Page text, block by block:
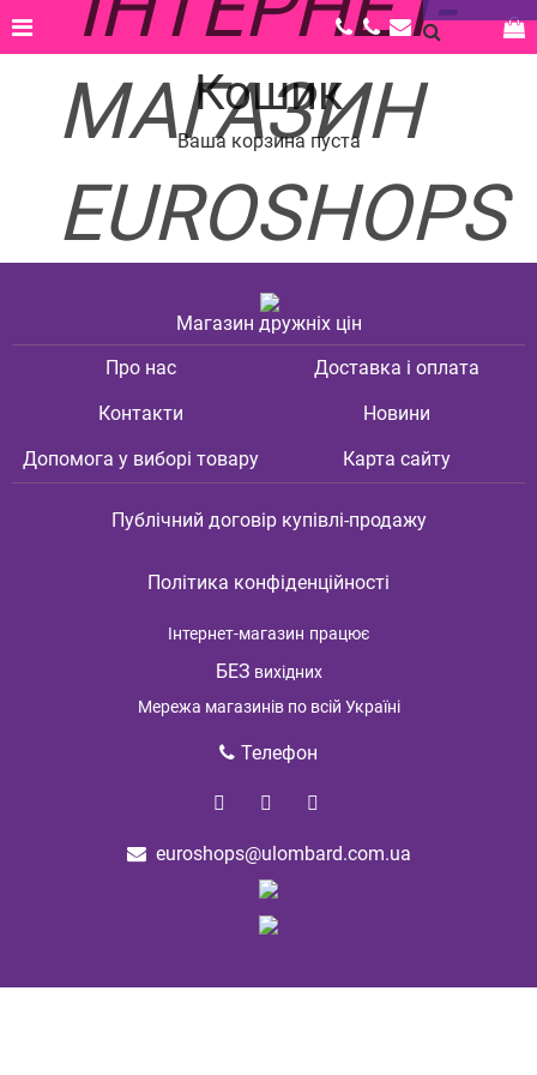
Головна | Кошик
Кошик
Ваша корзина пуста
Магазин дружніх цін
Про нас
Доставка і оплата
Контакти
Новини
Допомога у виборі товару
Карта сайту
Публічний договір купівлі-продажу
Політика конфіденційності
Інтернет-магазин працює
БЕЗ вихідних
Мережа магазинів по всій Україні
Телефон
euroshops@ulombard.com.ua